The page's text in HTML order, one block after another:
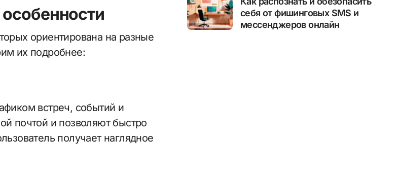
ориентирована на разные
их подробнее:
встреч, событий и
почтой и позволяют быстро
получает наглядное
себя от фишинговых SMS и
мессенджеров онлайн